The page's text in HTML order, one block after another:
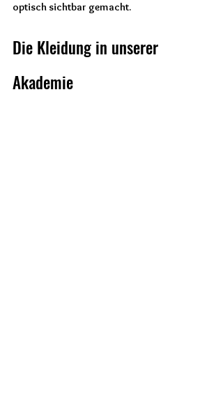
optisch sichtbar gemacht.
Die Kleidung in unserer
Akademie